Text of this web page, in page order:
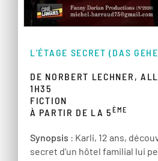
L’ÉTAGE SECRET (DAS
DE NORBERT LECHNER,
1H35
FICTION
À PARTIR DE LA 5ÈME
Synopsis : Karli, 12 ans,
secret d’un hôtel familial lui